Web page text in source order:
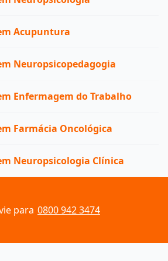
Acupuntura
Neuropsicopedagogia
Enfermagem do Trabalho
Farmácia Oncológica
Neuropsicologia Clínica
para 0800 942 3474